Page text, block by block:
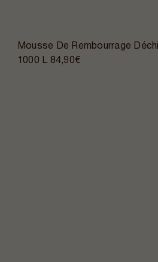
Mousse De Rembourrage
1000 L 84,90€